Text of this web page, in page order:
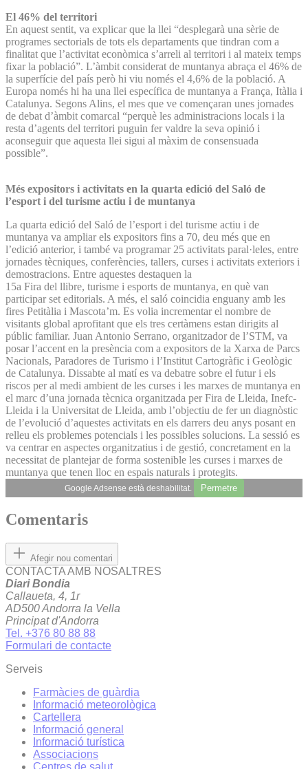
El 46% del territori
En aquest sentit, va explicar que la llei “desplegarà una sèrie de
programes sectorials de tots els departaments que tindran com a
finalitat que l’activitat econòmica s’arreli al territori i al mateix temps
fixar la població”. L’àmbit considerat de muntanya abraça el 46% de
la superfície del país però hi viu només el 4,6% de la població. A
Europa només hi ha una llei específica de muntanya a França, Itàlia i
Catalunya. Segons Alins, el mes que ve començaran unes jornades
de debat d’àmbit comarcal “perquè les administracions locals i la
resta d’agents del territori puguin fer valdre la seva opinió i
aconseguir que aquesta llei sigui al màxim de consensuada
possible”.
Més expositors i activitats en la quarta edició del Saló de
l’esport i del turisme actiu i de muntanya
La quarta edició del Saló de l’esport i del turisme actiu i de
muntanya va ampliar els expositors fins a 70, deu més que en
l’edició anterior, i també va programar 25 activitats paral·leles, entre
jornades tècniques, conferències, tallers, curses i activitats exteriors i
demostracions. Entre aquestes destaquen la
15a Fira del llibre, turisme i esports de muntanya, en què van
participar set editorials. A més, el saló coincidia enguany amb les
fires Petitàlia i Mascota’m. Es volia incrementar el nombre de
visitants global aprofitant que els tres certàmens estan dirigits al
públic familiar. Juan Antonio Serrano, organitzador de l’STM, va
posar l’accent en la presència com a expositors de la Xarxa de Parcs
Nacionals, Paradores de Turismo i l’Institut Cartogràfic i Geològic
de Catalunya. Dissabte al matí es va debatre sobre el futur i els
riscos per al medi ambient de les curses i les marxes de muntanya en
el marc d’una jornada tècnica organitzada per Fira de Lleida, Inefc-
Lleida i la Universitat de Lleida, amb l’objectiu de fer un diagnòstic
de l’evolució d’aquestes activitats en els darrers deu anys posant en
relleu els problemes potencials i les possibles solucions. La sessió es
va centrar en aspectes organitzatius i de gestió, concretament en la
necessitat de plantejar de forma sostenible les curses i marxes de
muntanya que tenen lloc en espais naturals i protegits.
Google Adsense està deshabilitat. Permetre
Comentaris
Afegir nou comentari
CONTACTA AMB NOSALTRES
Diari Bondia
Callaueta, 4, 1r
AD500 Andorra la Vella
Principat d'Andorra
Tel. +376 80 88 88
Formulari de contacte
Serveis
Farmàcies de guàrdia
Informació meteorològica
Cartellera
Informació general
Informació turística
Associacions